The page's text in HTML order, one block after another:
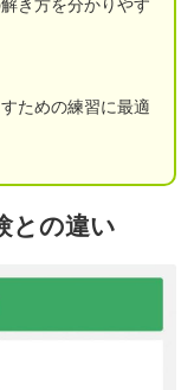
き方を分かりやす
ための練習に最適
との違い